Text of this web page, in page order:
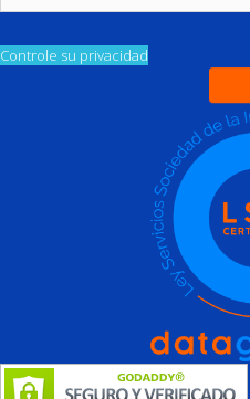
Controle su privacidad